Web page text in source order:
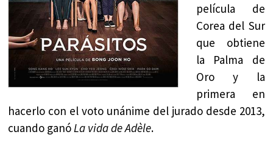
película de
Corea del Sur
que obtiene
la Palma de
Oro y la
primera en
hacerlo con el voto unánime del jurado desde 2013,
cuando ganó La vida de Adèle.